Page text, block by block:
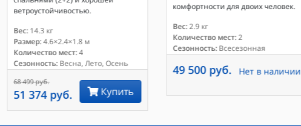
ветроустойчивостью.
Вес:14.3 кг
Размер:4.6×2.4×1.8 м
Количество мест:4
Сезонность:Весна, Лето, Осень
68 499 руб.
51 374 руб. Купить
комфортности для двоих человек.
Вес:2.9 кг
Количество мест:2
Сезонность:Всесезонная
49 500 руб. Нет в наличии